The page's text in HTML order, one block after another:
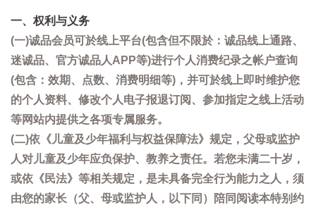
一、权利与义务
(一)诚品会员可於线上平台(包含但不限於：诚品线上通路、
迷诚品、官方诚品人APP等)进行个人消费纪录之帐户查询
(包含：效期、点数、消费明细等)，并可於线上即时维护您
的个人资料、修改个人电子报退订阅、参加指定之线上活动
等网站内提供之各项专属服务。
(二)依《儿童及少年福利与权益保障法》规定，父母或监护
人对儿童及少年应负保护、教养之责任。若您未满二十岁，
或依《民法》等相关规定，是未具备完全行为能力之人，须
由您的家长（父、母或监护人，以下同）陪同阅读本特别约